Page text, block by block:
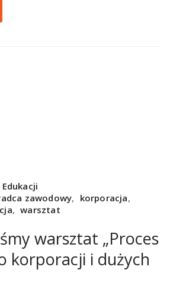
zawodowy, korporacja,
, warsztat
warsztat „Proces
korporacji i dużych